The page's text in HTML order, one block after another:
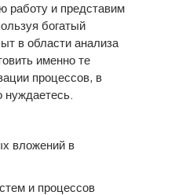
работу и представим
богатый
в области анализа
именно те
процессов, в
нуждаетесь.
вложений в
и процессов